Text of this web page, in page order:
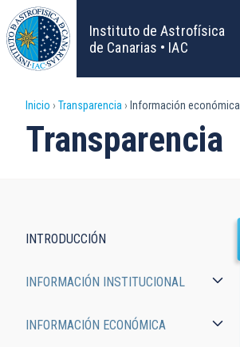
Pasar
al
contenido
principal
Instituto de Astrofísica
de Canarias • IAC
Sobrescribir
enlaces
la
navegación
Inicio Transparencia Información económica
Transparencia
INTRODUCCIÓN
INFORMACIÓN INSTITUCIONAL
INFORMACIÓN ECONÓMICA